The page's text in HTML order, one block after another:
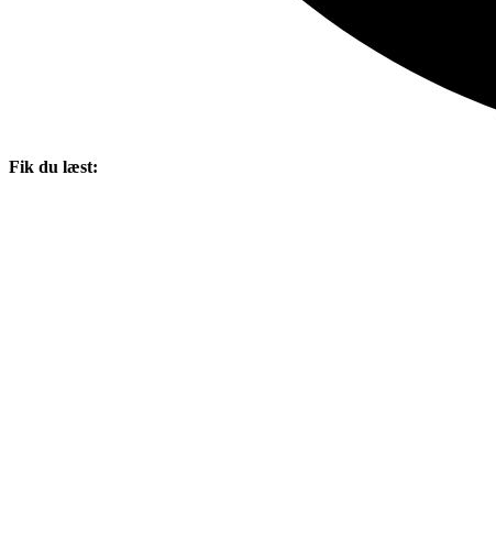
Fik du læst: